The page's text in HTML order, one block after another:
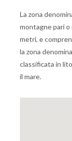
La zona
montagne pari o
metri, e
la zona
classificata in
il mare.